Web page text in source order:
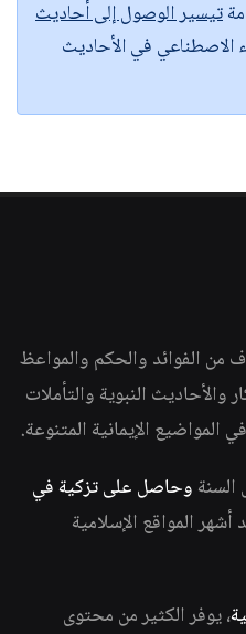
تيسير الوصول إلى أحاديث
الاصطناعي في الأحاديث
من الفوائد والحكم والمواعظ
والأحاديث النبوية والتأملات
المواضيع الإيمانية المتنوعة.
وحاصل على تزكية في
أشهر المواقع الإسلامية
، يوفر الكثير من محتوى